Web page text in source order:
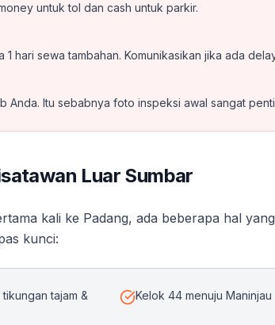
untuk tol dan cash untuk parkir.
hari sewa tambahan. Komunikasikan jika ada
Anda. Itu sebabnya foto inspeksi awal sangat
Luar Sumbar
kali ke Padang, ada beberapa hal
kunci:
tajam &
Kelok 44 menuju